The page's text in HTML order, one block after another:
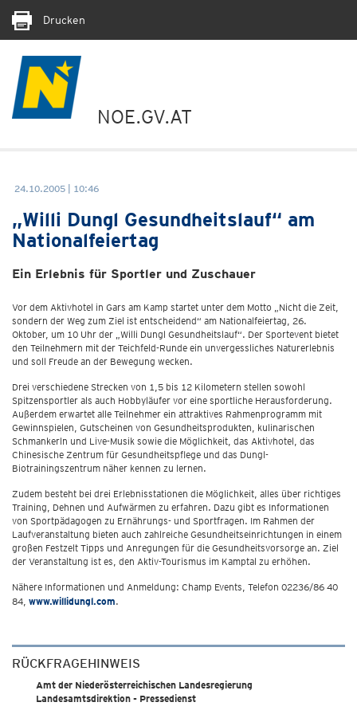
Drucken
NOE.GV.AT
24.10.2005 | 10:46
„Willi Dungl Gesundheitslauf“ am
Nationalfeiertag
Ein Erlebnis für Sportler und Zuschauer
Vor dem Aktivhotel in Gars am Kamp startet unter dem Motto „Nicht die Zeit,
sondern der Weg zum Ziel ist entscheidend“ am Nationalfeiertag, 26.
Oktober, um 10 Uhr der „Willi Dungl Gesundheitslauf“. Der Sportevent bietet
den Teilnehmern mit der Teichfeld-Runde ein unvergessliches Naturerlebnis
und soll Freude an der Bewegung wecken.
Drei verschiedene Strecken von 1,5 bis 12 Kilometern stellen sowohl
Spitzensportler als auch Hobbyläufer vor eine sportliche Herausforderung.
Außerdem erwartet alle Teilnehmer ein attraktives Rahmenprogramm mit
Gewinnspielen, Gutscheinen von Gesundheitsprodukten, kulinarischen
Schmankerln und Live-Musik sowie die Möglichkeit, das Aktivhotel, das
Chinesische Zentrum für Gesundheitspflege und das Dungl-
Biotrainingszentrum näher kennen zu lernen.
Zudem besteht bei drei Erlebnisstationen die Möglichkeit, alles über richtiges
Training, Dehnen und Aufwärmen zu erfahren. Dazu gibt es Informationen
von Sportpädagogen zu Ernährungs- und Sportfragen. Im Rahmen der
Laufveranstaltung bieten auch zahlreiche Gesundheitseinrichtungen in einem
großen Festzelt Tipps und Anregungen für die Gesundheitsvorsorge an. Ziel
der Veranstaltung ist es, den Aktiv-Tourismus im Kamptal zu erhöhen.
Nähere Informationen und Anmeldung: Champ Events, Telefon 02236/86 40
84, www.willidungl.com.
RÜCKFRAGEHINWEIS
Amt der Niederösterreichischen Landesregierung
Landesamtsdirektion - Pressedienst